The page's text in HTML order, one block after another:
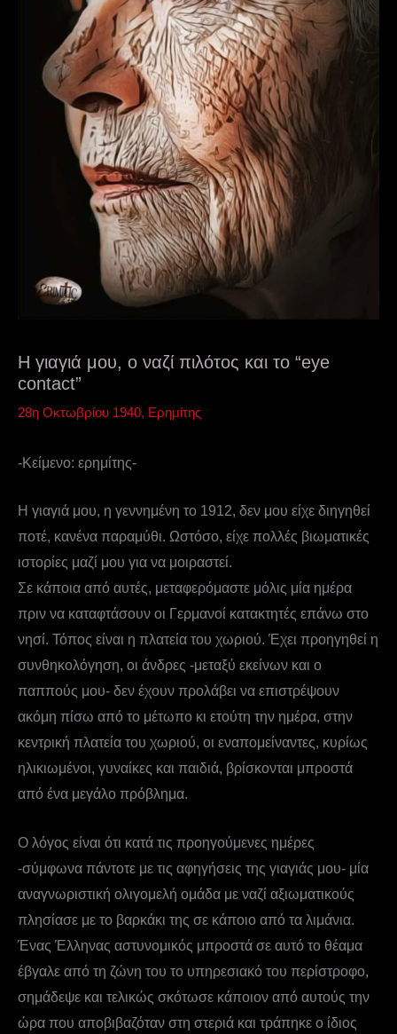
Η γιαγιά μου, ο ναζί πιλότος και το “eye
contact”
28η Οκτωβρίου 1940, Ερημίτης
-Κείμενο: ερημίτης-
Η γιαγιά μου, η γεννημένη το 1912, δεν μου είχε διηγηθεί
ποτέ, κανένα παραμύθι. Ωστόσο, είχε πολλές βιωματικές
ιστορίες μαζί μου για να μοιραστεί.
Σε κάποια από αυτές, μεταφερόμαστε μόλις μία ημέρα
πριν να καταφτάσουν οι Γερμανοί κατακτητές επάνω στο
νησί. Τόπος είναι η πλατεία του χωριού. Έχει προηγηθεί η
συνθηκολόγηση, οι άνδρες -μεταξύ εκείνων και ο
παππούς μου- δεν έχουν προλάβει να επιστρέψουν
ακόμη πίσω από το μέτωπο κι ετούτη την ημέρα, στην
κεντρική πλατεία του χωριού, οι εναπομείναντες, κυρίως
ηλικιωμένοι, γυναίκες και παιδιά, βρίσκονται μπροστά
από ένα μεγάλο πρόβλημα.
Ο λόγος είναι ότι κατά τις προηγούμενες ημέρες
-σύμφωνα πάντοτε με τις αφηγήσεις της γιαγιάς μου- μία
αναγνωριστική ολιγομελή ομάδα με ναζί αξιωματικούς
πλησίασε με το βαρκάκι της σε κάποιο από τα λιμάνια.
Ένας Έλληνας αστυνομικός μπροστά σε αυτό το θέαμα
έβγαλε από τη ζώνη του το υπηρεσιακό του περίστροφο,
σημάδεψε και τελικώς σκότωσε κάποιον από αυτούς την
ώρα που αποβιβαζόταν στη στεριά και τράπηκε ο ίδιος